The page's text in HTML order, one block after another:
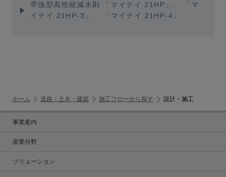
早強型高性能減水剤 「マイテイ 21HP」
「マ
イテイ 21HP-3」
「マイテイ 21HP-4」
ホーム 道路・土木・建築 施工フローから探す 設計・施工
事業案内
産業分野
ソリューション